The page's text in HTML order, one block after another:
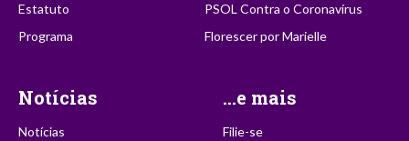
Estatuto
Programa
PSOL Contra o Coronavírus
Florescer por Marielle
Notícias
Notícias
...e mais
Filie-se